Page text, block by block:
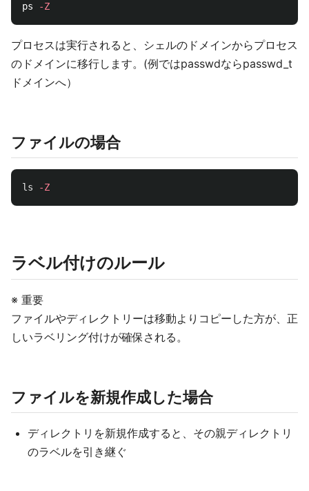
ps -Z
プロセスは実行されると、シェルのドメインからプロセス
のドメインに移行します。(例ではpasswdならpasswd_t
ドメインへ）
ファイルの場合
ls -Z
ラベル付けのルール
※ 重要
ファイルやディレクトリーは移動よりコピーした方が、正
しいラベリング付けが確保される。
ファイルを新規作成した場合
ディレクトリを新規作成すると、その親ディレクトリ
のラベルを引き継ぐ